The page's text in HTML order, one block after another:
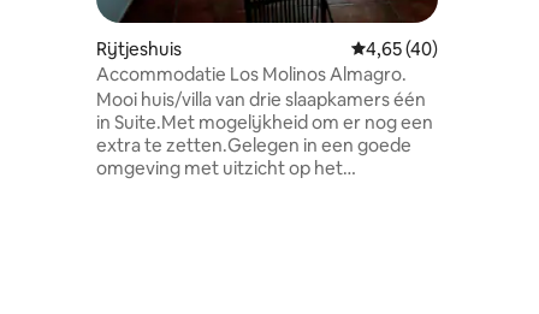
Rijtjeshuis Gemiddelde
4,65 (40)
Accommodatie Los Molinos Almagro.
Mooi huis/villa van drie slaapkamers één
in Suite.Met mogelijkheid om er nog een
extra te zetten.Gelegen in een goede
omgeving met uitzicht op het